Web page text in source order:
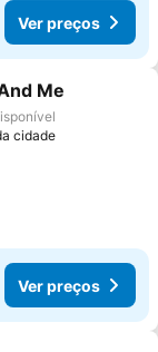
Ver preços
favoritos
Me
cidade
Ver preços